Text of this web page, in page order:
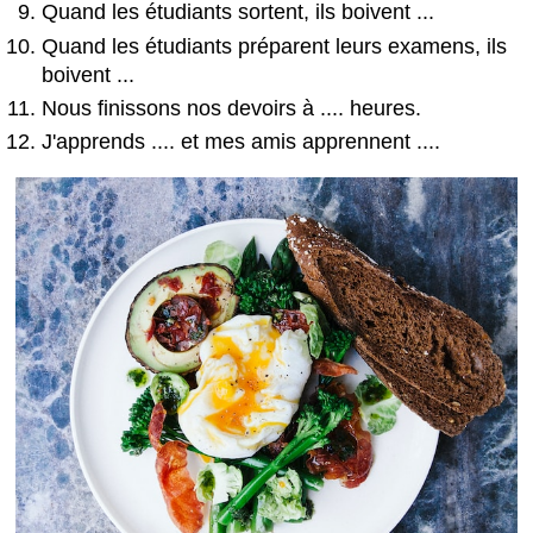
Quand les étudiants sortent, ils boivent ...
Quand les étudiants préparent leurs examens, ils
boivent ...
Nous finissons nos devoirs à .... heures.
J'apprends .... et mes amis apprennent ....